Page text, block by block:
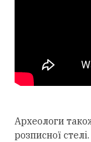
Археологи
розписної